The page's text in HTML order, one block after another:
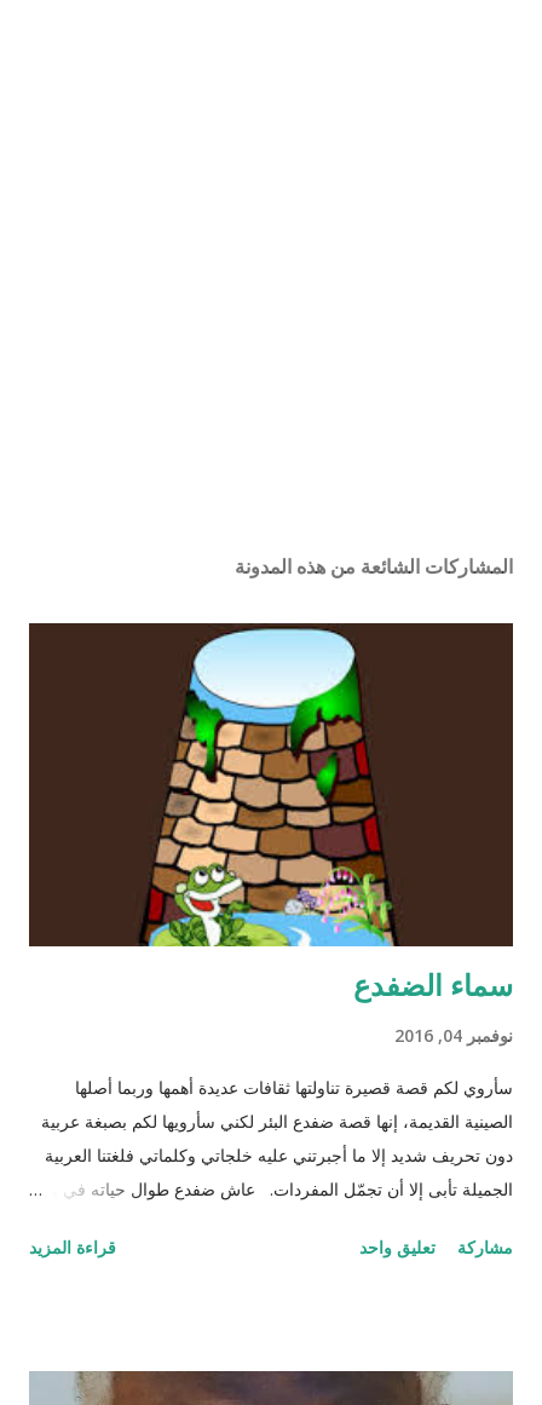
المشاركات الشائعة من هذه المدونة
سماء الضفدع
نوفمبر 04, 2016
سأروي لكم قصة قصيرة تناولتها ثقافات عديدة أهمها وربما أصلها
الصينية القديمة، إنها قصة ضفدع البئر لكني سأرويها لكم بصبغة عربية
دون تحريف شديد إلا ما أجبرتني عليه خلجاتي وكلماتي فلغتنا العربية
الجميلة تأبى إلا أن تجمّل المفردات. عاش ضفدع طوال حياته في بئر
وجمال السحاب وهو يمر مشكلاً لوحات بيضاء سريعة وبطيئة مثل
الضفدع. قالت السلحفاة : "كيف أنت اليوم أيها الضفدع؟" رد عليها وقد
مشاركة تعليق واحد قراءة المزيد